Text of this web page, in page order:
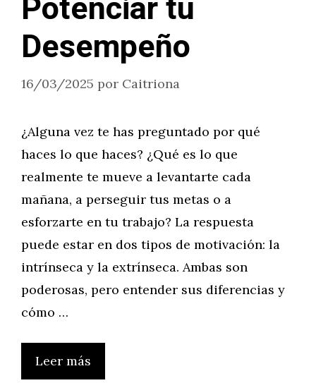
Desempeño
16/03/2025 por Caitriona
¿Alguna vez te has preguntado por qué
haces lo que haces? ¿Qué es lo que
realmente te mueve a levantarte cada
mañana, a perseguir tus metas o a
esforzarte en tu trabajo? La respuesta
puede estar en dos tipos de motivación: la
intrínseca y la extrínseca. Ambas son
poderosas, pero entender sus diferencias y
cómo …
Leer más